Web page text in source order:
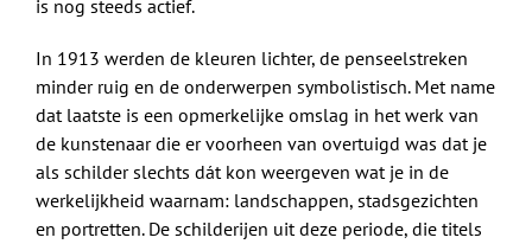
is nog steeds actief.
In 1913 werden de kleuren lichter, de penseelstreken
minder ruig en de onderwerpen symbolistisch. Met name
dat laatste is een opmerkelijke omslag in het werk van
de kunstenaar die er voorheen van overtuigd was dat je
als schilder slechts dát kon weergeven wat je in de
werkelijkheid waarnam: landschappen, stadsgezichten
en portretten. De schilderijen uit deze periode, die titels